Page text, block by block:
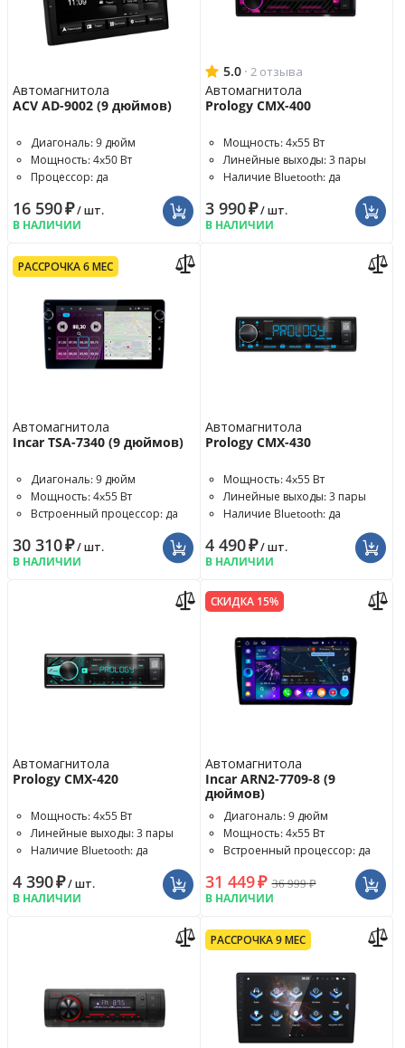
Автомагнитола
ACV AD-9002 (9 дюймов)
Диагональ: 9 дюйм
Мощность: 4x50 Вт
Процессор: да
16 590₽/ шт.
В НАЛИЧИИ
5.0 · 2 отзыва
Автомагнитола
Prology CMX-400
Мощность: 4x55 Вт
Линейные выходы: 3 пары
Наличие Bluetooth: да
3 990₽/ шт.
В НАЛИЧИИ
РАССРОЧКА 6 МЕС
Автомагнитола
Incar TSA-7340 (9 дюймов)
Диагональ: 9 дюйм
Мощность: 4x55 Вт
Встроенный процессор: да
30 310₽/ шт.
В НАЛИЧИИ
Автомагнитола
Prology CMX-430
Мощность: 4x55 Вт
Линейные выходы: 3 пары
Наличие Bluetooth: да
4 490₽/ шт.
В НАЛИЧИИ
Автомагнитола
Prology CMX-420
Мощность: 4x55 Вт
Линейные выходы: 3 пары
Наличие Bluetooth: да
4 390₽/ шт.
В НАЛИЧИИ
СКИДКА 15%
Автомагнитола
Incar ARN2-7709-8 (9
дюймов)
Диагональ: 9 дюйм
Мощность: 4x55 Вт
Встроенный процессор: да
31 449₽ 36 999₽
В НАЛИЧИИ
РАССРОЧКА 9 МЕС